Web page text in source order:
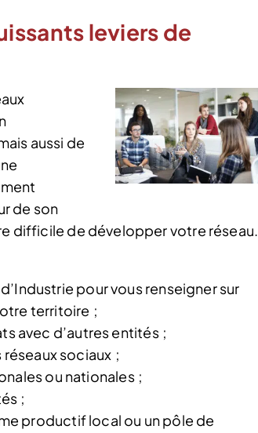
leviers de
aussi de
de son
difficile de développer votre réseau.
pour vous renseigner sur
territoire ;
avec d’autres entités ;
sociaux ;
ou nationales ;
;
productif local ou un pôle de